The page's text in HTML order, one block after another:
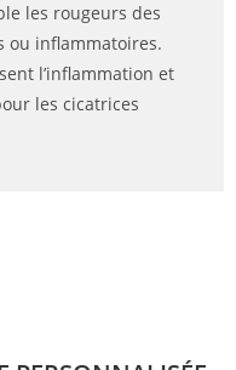
les rougeurs des
ou inflammatoires.
l’inflammation et
les cicatrices